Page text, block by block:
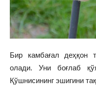
Бир камбағал деҳқон
олади. Уни боғлаб
Қўшнисининг эшигини